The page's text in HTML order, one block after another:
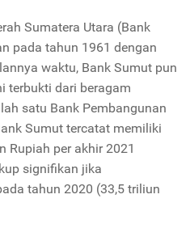
Sumatera Utara (Bank
pada tahun 1961 dengan
waktu, Bank Sumut pun
terbukti dari beragam
satu Bank Pembangunan
Sumut tercatat memiliki
Rupiah per akhir 2021
signifikan jika
tahun 2020 (33,5 triliun